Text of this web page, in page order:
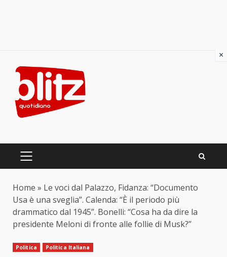
content
PRIMARY
Home » Le voci dal Palazzo, Fidanza: “Documento
Usa è una sveglia”. Calenda: “È il periodo più
drammatico dal 1945”. Bonelli: “Cosa ha da dire la
presidente Meloni di fronte alle follie di Musk?”
Politica Politica Italiana
×